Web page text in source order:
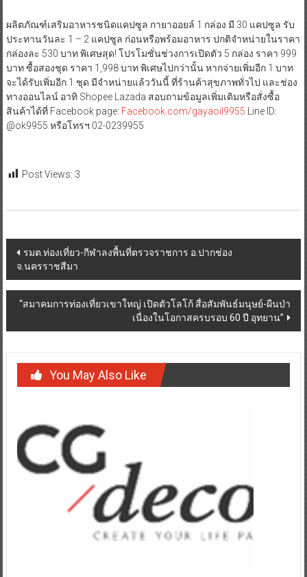
ผลิตภัณฑ์เสริมอาหารชนิดแคปซูล กายาออยล์ 1 กล่อง มี 30 แคปซูล รับ
ประทานวันละ 1 – 2 แคปซูล ก่อนหรือพร้อมอาหาร ปกติจำหน่ายในราคา
กล่องละ 530 บาท พิเศษสุด! โปรโมชั่นช่วงการเปิดตัว 5 กล่อง ราคา 999
บาท ซื้อสองชุด ราคา 1,998 บาท พิเศษไปกว่านั้น หากจ่ายเพิ่มอีก 1 บาท
จะได้รับเพิ่มอีก 1 ชุด มีจำหน่ายแล้ววันนี้ ที่ร้านค้าสุขภาพทั่วไป และช่อง
ทางออนไลน์ อาทิ Shopee Lazada สอบถามข้อมูลเพิ่มเติมหรือสั่งซื้อ
สินค้าได้ที่ Facebook page: Facebook.com/gayaoil9955 Line ID:
@ok9955 หรือโทรฯ 02-0239955
Post Views: 3
Post
navigation
รมต.ท่องเที่ยว-กีฬาลงพื้นที่ตรวจราชการ อ.ปากช่อง
จ.นครราชสีมา
“สมาคมการท่องเที่ยวเขาใหญ่ เปิดตัวโลโก้ สื่อสัมพันธ์มนุษย์-ผืนป่า
เนื่องในโอกาสครบรอบ 60 ปี อุทยาน”
You May Also Like